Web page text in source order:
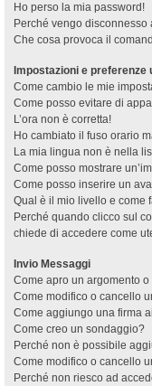
Ho perso la mia password!
Perché vengo disconnesso
Che cosa provoca il
Impostazioni e preferenze
Come cambio le mie
Come posso evitare di
L’ora non è corretta!
Ho cambiato il fuso orario
La mia lingua non è nella
Come posso mostrare
Come posso inserire un
Qual è il mio livello e come
Perché quando clicco sul
chiede di accedere come
Invio Messaggi
Come apro un argomento
Come modifico o cancello
Come aggiungo una firma
Come creo un sondaggio?
Perché non è possibile
Come modifico o cancello
Perché non riesco ad